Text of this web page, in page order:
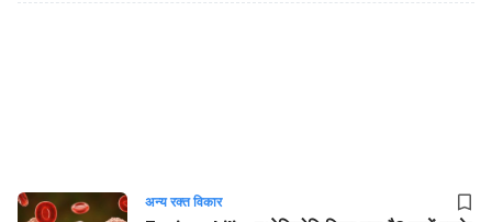
अन्य रक्त विकार